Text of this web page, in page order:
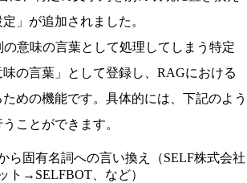
」が追加されました。
意味の言葉として処理してしまう特定
の言葉」として登録し、RAGにおける
めの機能です。具体的には、下記のよう
ことができます。
ら固有名詞への言い換え（SELF株式会社
ト→SELFBOT、など）